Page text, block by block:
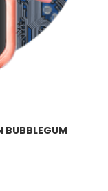
BUBBLEGUM